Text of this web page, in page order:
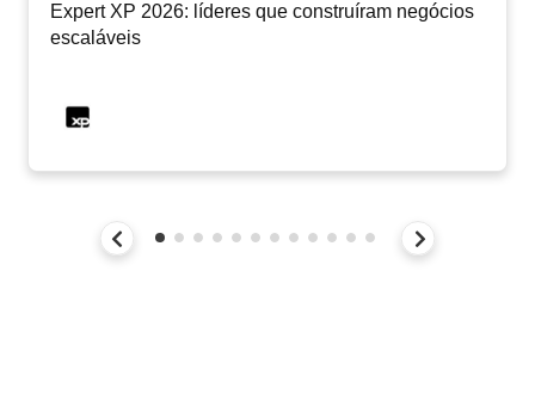
Expert XP 2026: líderes que construíram negócios
escaláveis